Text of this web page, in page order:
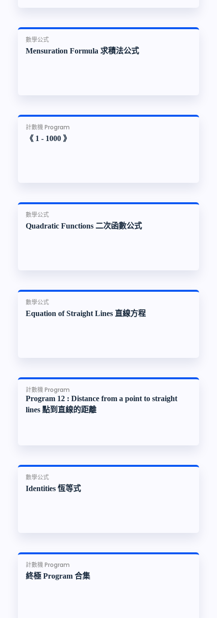
數學公式
Mensuration Formula 求積法公式
計數機 Program
《 1 - 1000 》
數學公式
Quadratic Functions 二次函數公式
數學公式
Equation of Straight Lines 直線方程
計數機 Program
Program 12 : Distance from a point to straight
lines 點到直線的距離
數學公式
Identities 恆等式
計數機 Program
終極 Program 合集